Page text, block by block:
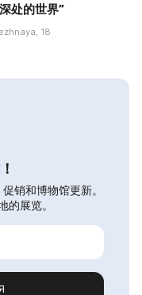
处的世界”
18
销和博物馆更新。
的展览。